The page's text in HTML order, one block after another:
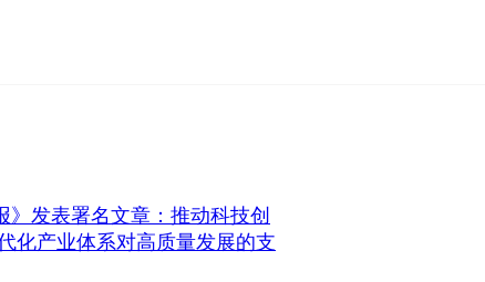
发表署名文章：推动科技创
化产业体系对高质量发展的支